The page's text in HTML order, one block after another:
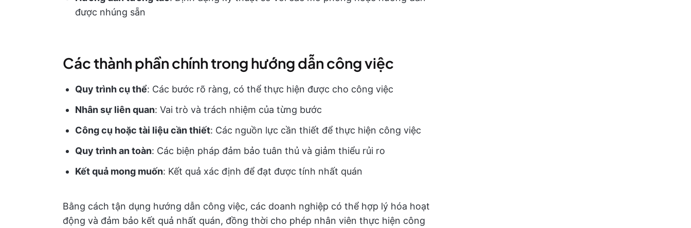
được nhúng sẵn
Các thành phần chính trong hướng dẫn công việc
Quy trình cụ thể: Các bước rõ ràng, có thể thực hiện được cho công việc
Nhân sự liên quan: Vai trò và trách nhiệm của từng bước
Công cụ hoặc tài liệu cần thiết: Các nguồn lực cần thiết để thực hiện công việc
Quy trình an toàn: Các biện pháp đảm bảo tuân thủ và giảm thiểu rủi ro
Kết quả mong muốn: Kết quả xác định để đạt được tính nhất quán
Bằng cách tận dụng hướng dẫn công việc, các doanh nghiệp có thể hợp lý hóa hoạt
động và đảm bảo kết quả nhất quán, đồng thời cho phép nhân viên thực hiện công